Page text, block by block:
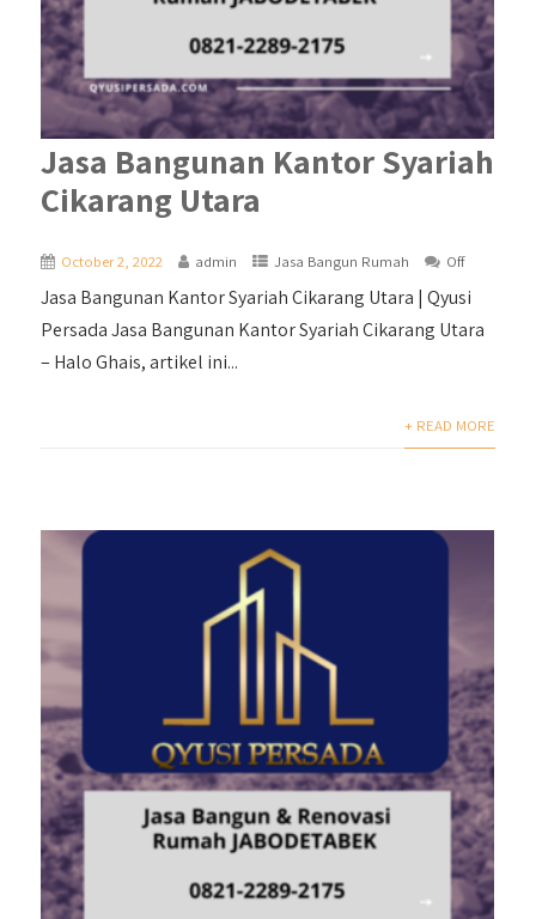
Jasa Bangunan Kantor Syariah
Cikarang Utara
October 2, 2022 admin Jasa Bangun Rumah Off
Jasa Bangunan Kantor Syariah Cikarang Utara | Qyusi
Persada Jasa Bangunan Kantor Syariah Cikarang Utara
– Halo Ghais, artikel ini...
+ READ MORE